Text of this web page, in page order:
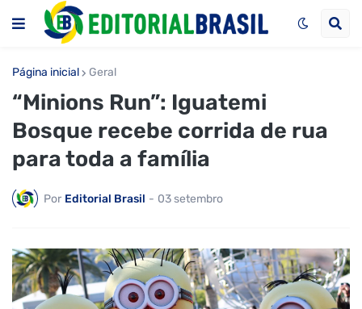
Página inicial Geral
“Minions Run”: Iguatemi
Bosque recebe corrida de rua
para toda a família
Por Editorial Brasil - 03 setembro